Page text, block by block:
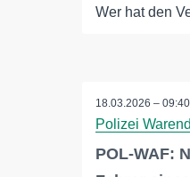
Wer hat den
18.03.2026 – 09:40
Polizei
POL-WAF: